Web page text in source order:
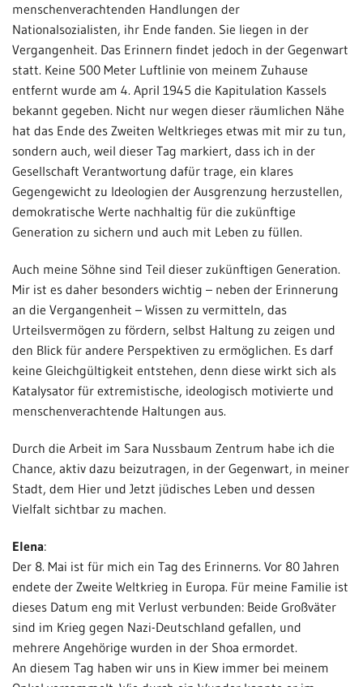
menschenverachtenden Handlungen der
Nationalsozialisten, ihr Ende fanden. Sie liegen in der
Vergangenheit. Das Erinnern findet jedoch in der Gegenwart
statt. Keine 500 Meter Luftlinie von meinem Zuhause
entfernt wurde am 4. April 1945 die Kapitulation Kassels
bekannt gegeben. Nicht nur wegen dieser räumlichen Nähe
hat das Ende des Zweiten Weltkrieges etwas mit mir zu tun,
sondern auch, weil dieser Tag markiert, dass ich in der
Gesellschaft Verantwortung dafür trage, ein klares
Gegengewicht zu Ideologien der Ausgrenzung herzustellen,
demokratische Werte nachhaltig für die zukünftige
Generation zu sichern und auch mit Leben zu füllen.
Auch meine Söhne sind Teil dieser zukünftigen Generation.
Mir ist es daher besonders wichtig – neben der Erinnerung
an die Vergangenheit – Wissen zu vermitteln, das
Urteilsvermögen zu fördern, selbst Haltung zu zeigen und
den Blick für andere Perspektiven zu ermöglichen. Es darf
keine Gleichgültigkeit entstehen, denn diese wirkt sich als
Katalysator für extremistische, ideologisch motivierte und
menschenverachtende Haltungen aus.
Durch die Arbeit im Sara Nussbaum Zentrum habe ich die
Chance, aktiv dazu beizutragen, in der Gegenwart, in meiner
Stadt, dem Hier und Jetzt jüdisches Leben und dessen
Vielfalt sichtbar zu machen.
Elena:
Der 8. Mai ist für mich ein Tag des Erinnerns. Vor 80 Jahren
endete der Zweite Weltkrieg in Europa. Für meine Familie ist
dieses Datum eng mit Verlust verbunden: Beide Großväter
sind im Krieg gegen Nazi-Deutschland gefallen, und
mehrere Angehörige wurden in der Shoa ermordet.
An diesem Tag haben wir uns in Kiew immer bei meinem